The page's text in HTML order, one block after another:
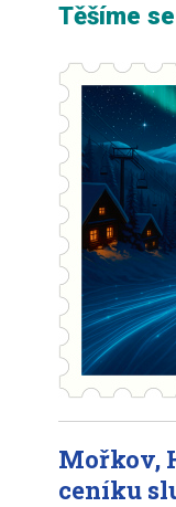
Těšíme
Mořkov,
ceníku